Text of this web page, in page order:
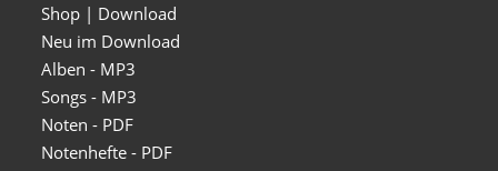
Shop | Download
Neu im Download
Alben - MP3
Songs - MP3
Noten - PDF
Notenhefte - PDF